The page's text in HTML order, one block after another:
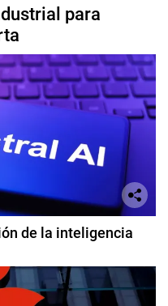
para
de la inteligencia